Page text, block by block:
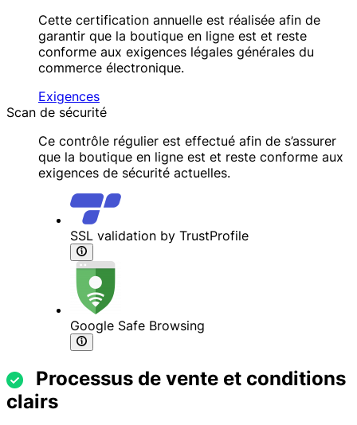
Cette certification annuelle est réalisée afin de
garantir que la boutique en ligne est et reste
conforme aux exigences légales générales du
commerce électronique.
Exigences
Scan de sécurité
Ce contrôle régulier est effectué afin de s’assurer
que la boutique en ligne est et reste conforme aux
exigences de sécurité actuelles.
SSL validation by TrustProfile
Google Safe Browsing
Processus de vente et conditions
clairs